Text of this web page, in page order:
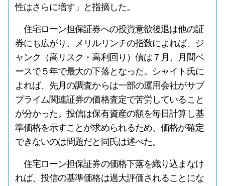
性はさらに増す」と指摘した。
住宅ローン担保証券への投資意欲後退は他の証
券にも広がり、メリルリンチの指数によれば、ジ
ャンク（高リスク・高利回り）債は７月、月間ベ
ースで５年で最大の下落となった。シャイト氏に
よれば、先月の調査からは一部の運用会社がサブ
プライム関連証券の価格査定で苦労していること
が分かった。投信は保有資産の額を毎日計算し基
準価格を示すことが求められるため、価格が確定
できないのは問題だと同氏は述べた。
住宅ローン担保証券の価格下落を織り込まなけ
れば、投信の基準価格は過大評価されることにな